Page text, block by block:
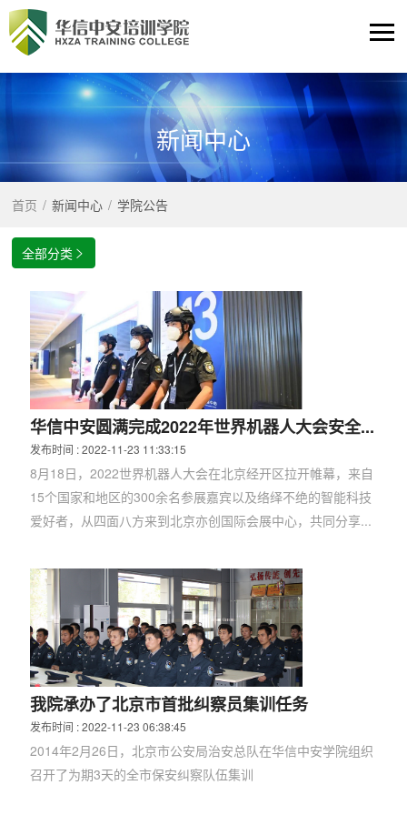
新闻中心
首页 / 新闻中心 / 学院公告
全部分类 
华信中安圆满完成2022年世界机器人大会安全...
发布时间 : 2022-11-23 11:33:15
8月18日，2022世界机器人大会在北京经开区拉开帷幕，来自
15个国家和地区的300余名参展嘉宾以及络绎不绝的智能科技
爱好者，从四面八方来到北京亦创国际会展中心，共同分享...
我院承办了北京市首批纠察员集训任务
发布时间 : 2022-11-23 06:38:45
2014年2月26日，北京市公安局治安总队在华信中安学院组织
召开了为期3天的全市保安纠察队伍集训